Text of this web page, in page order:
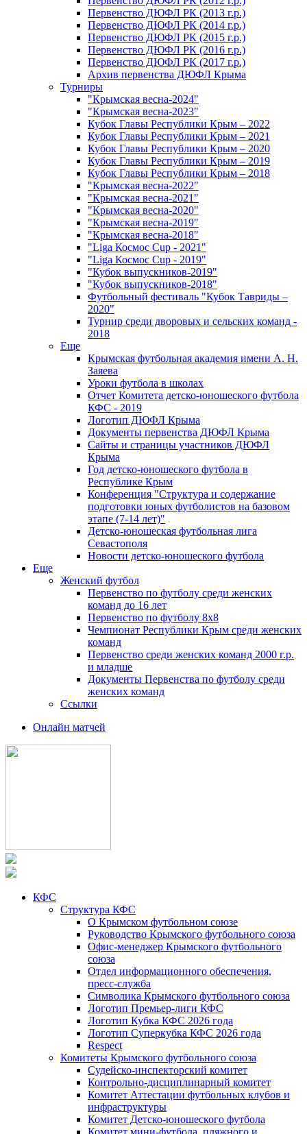
Первенство ДЮФЛ РК (2013 г.р.)
Первенство ДЮФЛ РК (2014 г.р.)
Первенство ДЮФЛ РК (2015 г.р.)
Первенство ДЮФЛ РК (2016 г.р.)
Первенство ДЮФЛ РК (2017 г.р.)
Архив первенства ДЮФЛ Крыма
Турниры
"Крымская весна-2024"
"Крымская весна-2023"
Кубок Главы Республики Крым – 2022
Кубок Главы Республики Крым – 2021
Кубок Главы Республики Крым – 2020
Кубок Главы Республики Крым – 2019
Кубок Главы Республики Крым – 2018
"Крымская весна-2022"
"Крымская весна-2021"
"Крымская весна-2020"
"Крымская весна-2019"
"Крымская весна-2018"
"Liga Космос Cup - 2021"
"Liga Космос Cup - 2019"
"Кубок выпускников-2019"
"Кубок выпускников-2018"
Футбольный фестиваль "Кубок Тавриды –
2020"
Турнир среди дворовых и сельских команд -
2018
Еще
Крымская футбольная академия имени А. Н.
Заяева
Уроки футбола в школах
Отчет Комитета детско-юношеского футбола
КФС - 2019
Логотип ДЮФЛ Крыма
Документы первенства ДЮФЛ Крыма
Сайты и страницы участников ДЮФЛ
Крыма
Год детско-юношеского футбола в
Республике Крым
Конференция "Структура и содержание
подготовки юных футболистов на базовом
этапе (7-14 лет)"
Детско-юношеская футбольная лига
Севастополя
Новости детско-юношеского футбола
Еще
Женский футбол
Первенство по футболу среди женских
команд до 16 лет
Первенство по футболу 8х8
Чемпионат Республики Крым среди женских
команд
Первенство среди женских команд 2000 г.р.
и младше
Документы Первенства по футболу среди
женских команд
Ссылки
Онлайн матчей
КФС
Структура КФС
О Крымском футбольном союзе
Руководство Крымского футбольного союза
Офис-менеджер Крымского футбольного
союза
Отдел информационного обеспечения,
пресс-служба
Символика Крымского футбольного союза
Логотип Премьер-лиги КФС
Логотип Кубка КФС 2026 года
Логотип Суперкубка КФС 2026 года
Respect
Комитеты Крымского футбольного союза
Судейско-инспекторский комитет
Контрольно-дисциплинарный комитет
Комитет Аттестации футбольных клубов и
инфраструктуры
Комитет Детско-юношеского футбола
Комитет мини-футбола, пляжного и